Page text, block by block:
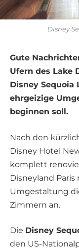
Disney
Gute
Ufern des Lake
Disney Sequoia
ehrgeizige
beginnen soll.
Nach den
Disney Hotel
komplett
Disneyland
Umgestaltung
Zimmern an.
Die Disney
den US-